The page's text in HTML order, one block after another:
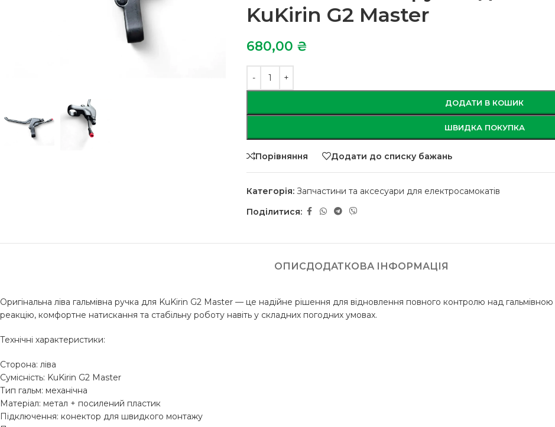
KuKirin G2 Master
680,00 ₴
ДОДАТИ В КОШИК
ШВИДКА ПОКУПКА
Порівняння Додати до списку бажань
Категорія: Запчастини та аксесуари для електросамокатів
Поділитися:
ОПИСДОДАТКОВА ІНФОРМАЦІЯ
Оригінальна ліва гальмівна ручка для KuKirin G2 Master — це надійне рішення для відновлення повного контролю над
реакцію, комфортне натискання та стабільну роботу навіть у складних погодних умовах.
Технічні характеристики:
Сторона: ліва
Сумісність: KuKirin G2 Master
Тип гальм: механічна
Матеріал: метал + посилений пластик
Підключення: конектор для швидкого монтажу